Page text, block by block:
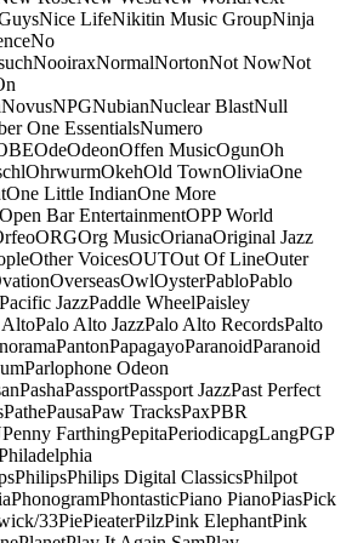
Nice LifeNikitin Music GroupNinja
No
NooiraxNormalNortonNot NowNot
NovusNPGNubianNuclear BlastNull
One EssentialsNumero
OdeOdeonOffen MusicOgunOh
OhrwurmOkehOld TownOliviaOne
One Little IndianOne More
Open Bar EntertainmentOPP World
ORGOrg MusicOrianaOriginal Jazz
Other VoicesOUTOut Of LineOuter
OverseasOwlOysterPabloPablo
Pacific JazzPaddle WheelPaisley
AltoPalo Alto JazzPalo Alto RecordsPalto
PantonPapagayoParanoidParanoid
Parlophone Odeon
PashaPassportPassport JazzPast Perfect
PathePausaPaw TracksPaxPBR
Penny FarthingPepitaPeriodicapgLangPGP
PhilipsPhilips Digital ClassicsPhilpot
PhonogramPhontasticPiano PianoPiasPick
33PiePieaterPilzPink ElephantPink